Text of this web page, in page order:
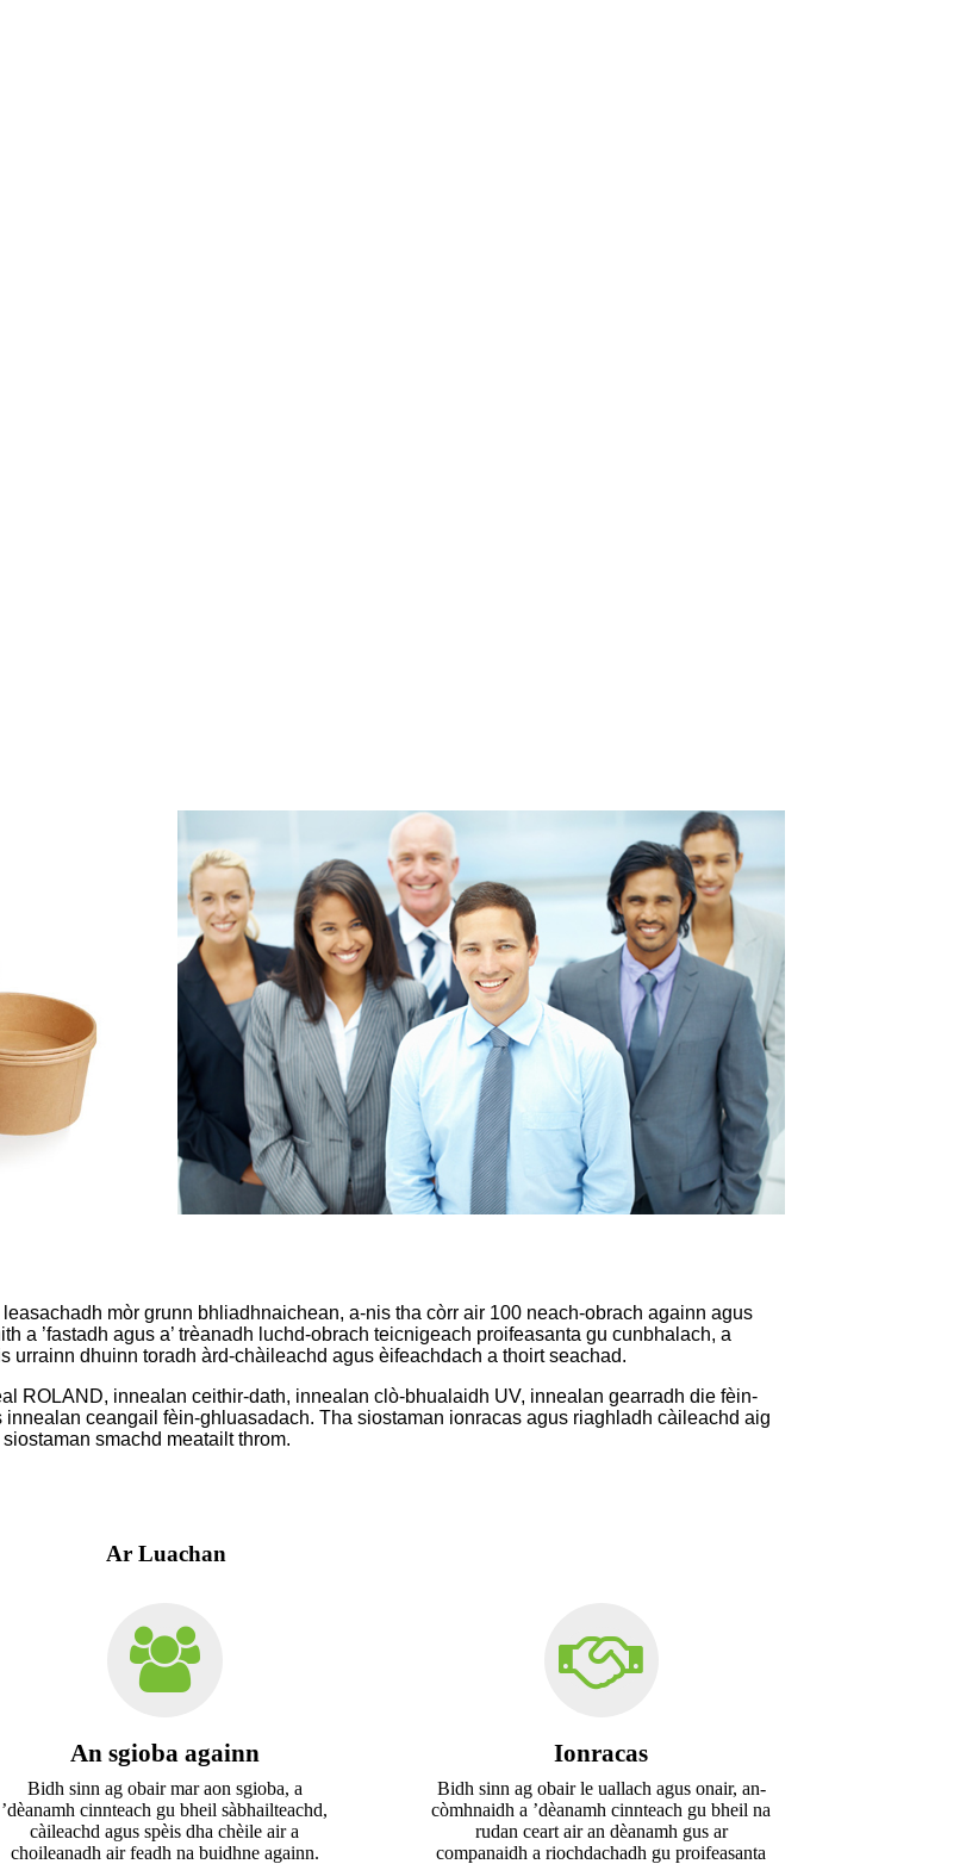
mòr grunn bhliadhnaichean, a-nis tha còrr air 100 neach-obrach againn agus
a ’fastadh agus a’ trèanadh luchd-obrach teicnigeach proifeasanta gu cunbhalach, a
urrainn dhuinn toradh àrd-chàileachd agus èifeachdach a thoirt seachad.
ROLAND, innealan ceithir-dath, innealan clò-bhualaidh UV, innealan gearradh die fèin-
ceangail fèin-ghluasadach. Tha siostaman ionracas agus riaghladh càileachd aig
smachd meatailt throm.
Ar Luachan
An sgioba againn
Bidh sinn ag obair mar aon sgioba, a
’dèanamh cinnteach gu bheil sàbhailteachd,
càileachd agus spèis dha chèile air a
choileanadh air feadh na buidhne againn.
Ionracas
Bidh sinn ag obair le uallach agus onair, an-
còmhnaidh a ’dèanamh cinnteach gu bheil na
rudan ceart air an dèanamh gus ar
companaidh a riochdachadh gu proifeasanta